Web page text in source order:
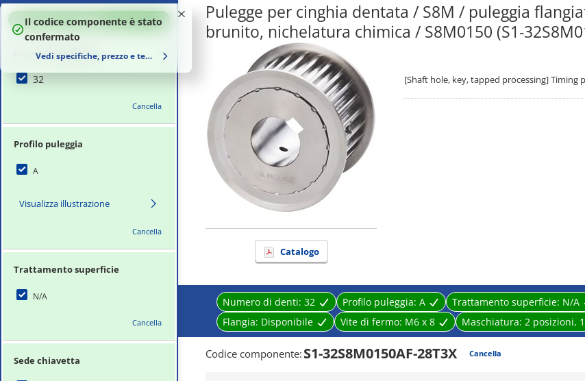
100%
Il codice componente è stato
confermato
Vedi specifiche, prezzo e tempi di consegna
Numero di denti (t)
32
Cancella
Profilo puleggia
A
Visualizza illustrazione
Cancella
Trattamento superficie
N/A
Cancella
Sede chiavetta
Pulegge per cinghia dentata / S8M / puleggia
brunito, nichelatura chimica / S8M0150 (S1-
Catalogo
[Shaft hole, key, tapped processing]
Numero di denti: 32 Profilo puleggia: A Trattamento superficie: N/A
Flangia: Disponibile Vite di fermo: M6 x 8 Maschiatura: 2 posizioni,
Codice componente: S1-32S8M0150AF-28T3X Cancella